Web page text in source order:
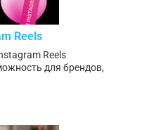
Reels
Reels
для брендов,